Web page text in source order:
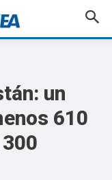
un
610